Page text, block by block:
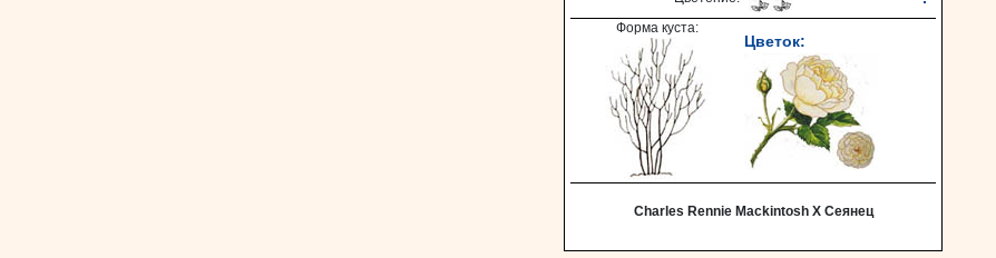
Форма куста:
Цветок:
Charles Rennie Mackintosh X Сеянец